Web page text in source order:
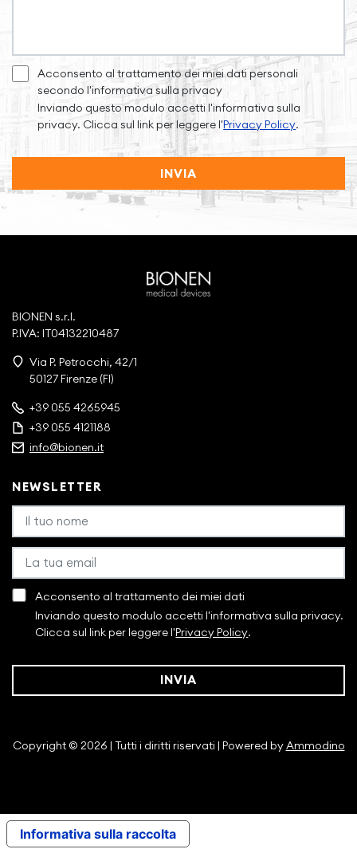
Acconsento al trattamento dei miei dati personali
secondo l'informativa sulla privacy
Inviando questo modulo accetti l'informativa sulla
privacy. Clicca sul link per leggere l'Privacy Policy.
INVIA
BIONEN s.r.l.
P.IVA: IT04132210487
Via P. Petrocchi, 42/1
50127 Firenze (FI)
+39 055 4265945
+39 055 4121188
info@bionen.it
NEWSLETTER
Acconsento al trattamento dei miei dati
Inviando questo modulo accetti l'informativa sulla privacy.
Clicca sul link per leggere l'Privacy Policy.
INVIA
Copyright © 2026 | Tutti i diritti riservati | Powered byAmmodino
Informativa sulla raccolta